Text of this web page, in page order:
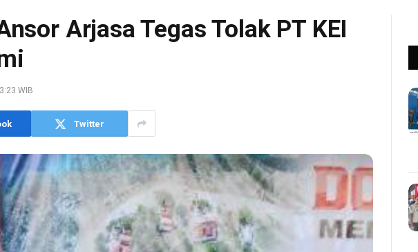
Arjasa Tegas Tolak PT KEI
WIB
Twitter